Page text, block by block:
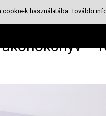
–
cookie-k használatába.További